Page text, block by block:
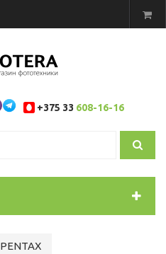
+375 33 608-16-16
PENTAX